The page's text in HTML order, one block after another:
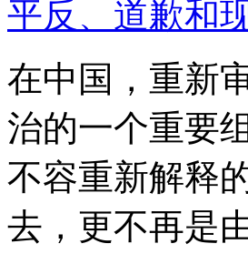
平反、道歉和
在中国，重新
治的一个重要
不容重新解释
去，更不再是